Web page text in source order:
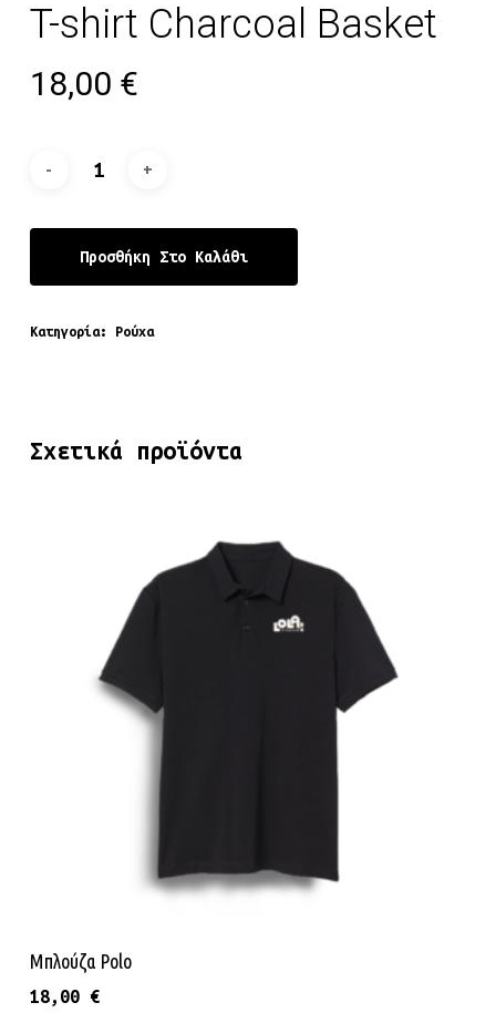
T-shirt Charcoal Basket
18,00 €
Προσθήκη Στο Καλάθι
Κατηγορία: Ρούχα
Σχετικά προϊόντα
Μπλούζα Polo
18,00 €